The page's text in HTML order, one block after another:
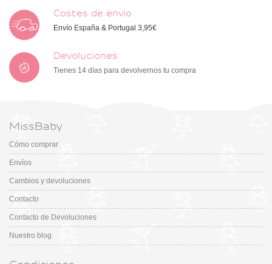
Costes de envío
Envío España & Portugal 3,95€
Devoluciones
Tienes 14 días para devolvernos tu compra
MissBaby
Cómo comprar
Envíos
Cambios y devoluciones
Contacto
Contacto de Devoluciones
Nuestro blog